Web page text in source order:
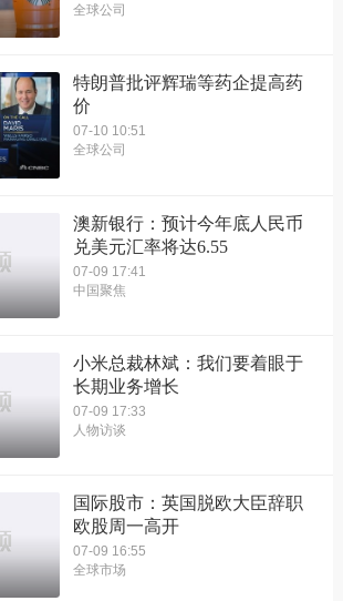
全球公司
特朗普批评辉瑞等药企提高药
价
07-10 10:51
全球公司
澳新银行：预计今年底人民币
兑美元汇率将达6.55
07-09 17:41
中国聚焦
小米总裁林斌：我们要着眼于
长期业务增长
07-09 17:33
人物访谈
国际股市：英国脱欧大臣辞职
欧股周一高开
07-09 16:55
全球市场